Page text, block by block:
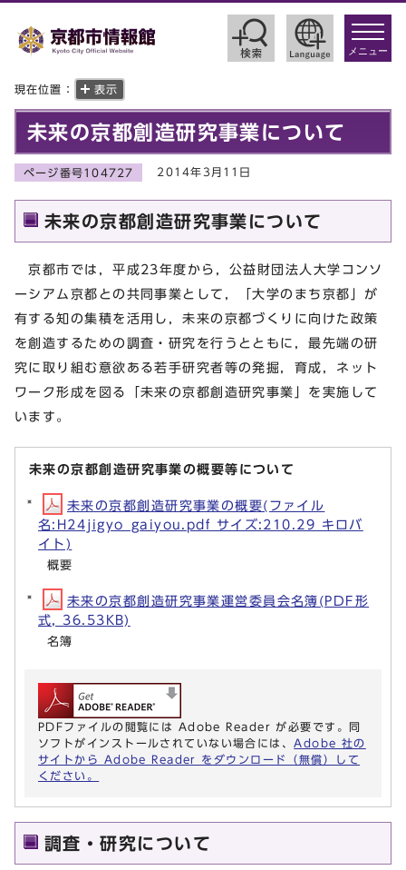
toggle
メニュー
現在位置： 表示
未来の京都創造研究事業について
ページ番号104727 2014年3月11日
未来の京都創造研究事業について
京都市では，平成23年度から，公益財団法人大学コンソ
ーシアム京都との共同事業として，「大学のまち京都」が
有する知の集積を活用し，未来の京都づくりに向けた政策
を創造するための調査・研究を行うとともに，最先端の研
究に取り組む意欲ある若手研究者等の発掘，育成，ネット
ワーク形成を図る「未来の京都創造研究事業」を実施して
います。
未来の京都創造研究事業の概要等について
未来の京都創造研究事業の概要(ファイル
名:H24jigyo_gaiyou.pdf サイズ:210.29 キロバ
イト)
概要
未来の京都創造研究事業運営委員会名簿(PDF形
式, 36.53KB)
名簿
PDFファイルの閲覧には Adobe Reader が必要です。同
ソフトがインストールされていない場合には、 Adobe 社の
サイトから Adobe Reader をダウンロード（無償）して
ください。
調査・研究について